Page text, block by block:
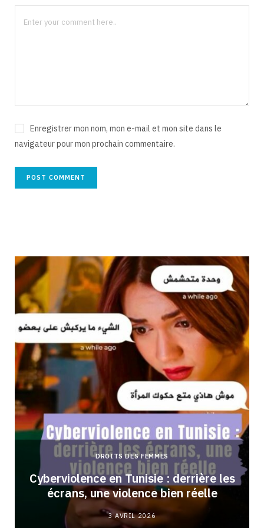
Enregistrer mon nom, mon e-mail et mon site dans le
navigateur pour mon prochain commentaire.
DROITS DES FEMMES
Cyberviolence en Tunisie : derrière les
écrans, une violence bien réelle
3 AVRIL 2026